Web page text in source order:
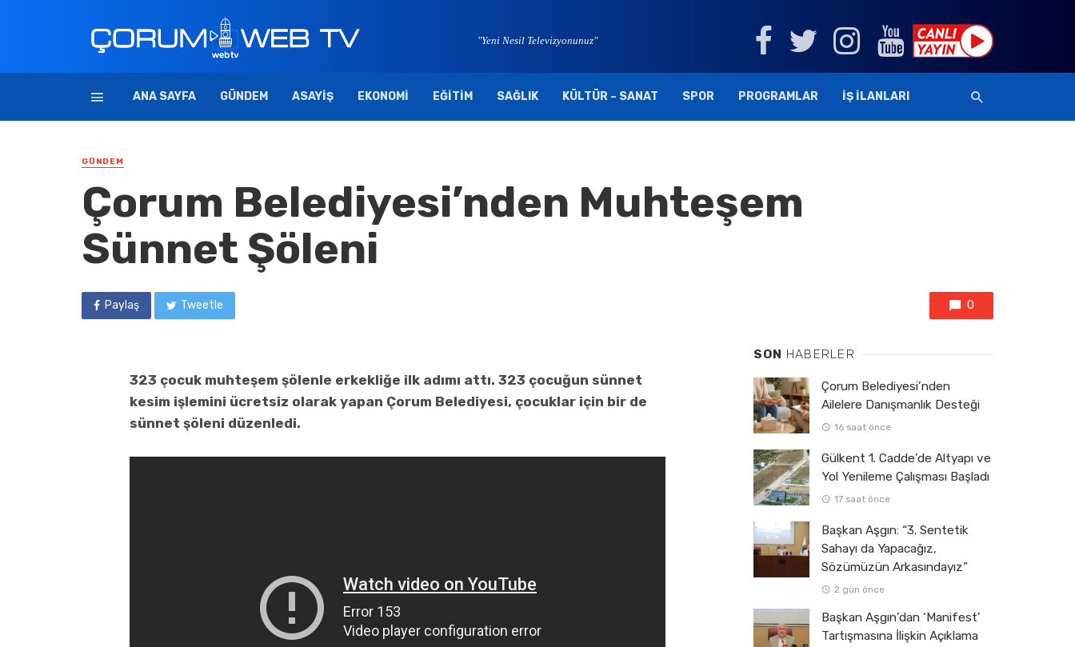
"Yeni Nesil Televizyonunuz"
ANA SAYFA GÜNDEM ASAYIŞ EKONOMI EĞITIM SAĞLIK KÜLTÜR – SANAT SPOR PROGRAMLAR İŞ İLANLARI
GÜNDEM
Çorum Belediyesi’nden Muhteşem
Sünnet Şöleni
Paylaş Tweetle 0
323 çocuk muhteşem şölenle erkekliğe ilk adımı attı. 323 çocuğun sünnet
kesim işlemini ücretsiz olarak yapan Çorum Belediyesi, çocuklar için bir de
sünnet şöleni düzenledi.
SON HABERLER
Çorum Belediyesi’nden
Ailelere Danışmanlık Desteği
16 saat önce
Gülkent 1. Cadde’de Altyapı ve
Yol Yenileme Çalışması Başladı
17 saat önce
Başkan Aşgın: “3. Sentetik
Sahayı da Yapacağız,
Sözümüzün Arkasındayız”
2 gün önce
Başkan Aşgın’dan ‘Manifest’
Tartışmasına İlişkin Açıklama